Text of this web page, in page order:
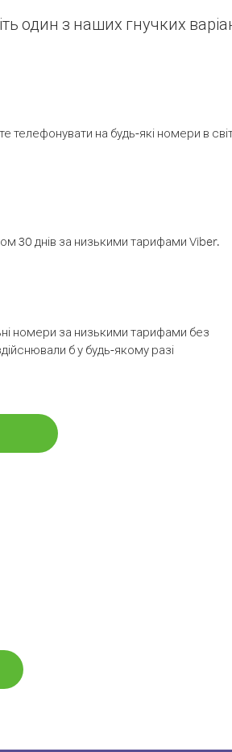
один з наших гнучких
на будь-які номери в
30 днів за низькими тарифами Viber.
номери за низькими тарифами без
б у будь-якому разі